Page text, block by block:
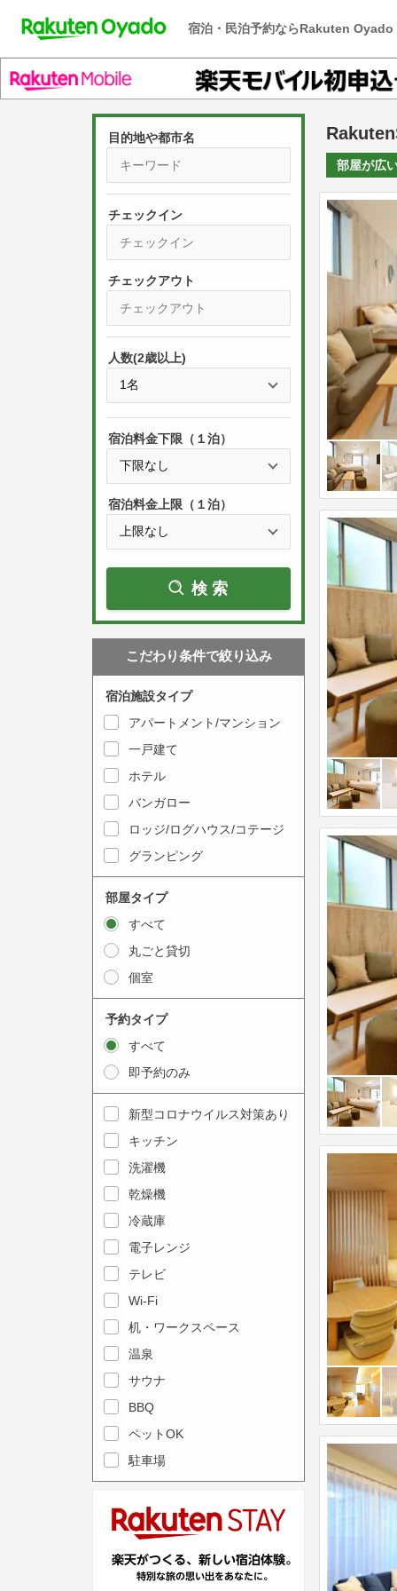
宿泊・民泊予約ならRakuten Oyado
目的地や都市名
チェックイン
r
s
s
e
w
a
r
w
e
t
o
t
e
a
c
t
w
i
t
h
c
a
l
n
d
a
r
a
n
s
e
l
c
a
P
r
s
t
e
w
a
r
w
k
t
o
n
t
e
r
a
c
w
i
t
h
t
h
c
a
l
e
n
d
r
a
n
s
e
e
人数(2歳以上)
宿泊料金下限（１泊）
宿泊料金上限（１泊）
検索
こだわり条件で絞り込み
宿泊施設タイプ
アパートメント/マンション
一戸建て
ホテル
バンガロー
ロッジ/ログハウス/コテージ
グランピング
部屋タイプ
すべて
丸ごと貸切
個室
予約タイプ
すべて
即予約のみ
新型コロナウイルス対策あり
キッチン
洗濯機
乾燥機
冷蔵庫
電子レンジ
テレビ
Wi-Fi
机・ワークスペース
温泉
サウナ
BBQ
ペットOK
駐車場
部屋が広